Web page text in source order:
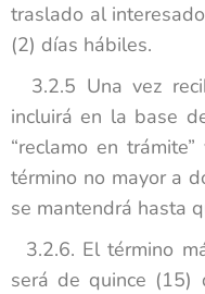
traslado al
(2) días hábiles.
3.2.5 Una vez
incluirá en la base
“reclamo en
término no mayor a
se mantendrá hasta
3.2.6. El término
será de quince (15)